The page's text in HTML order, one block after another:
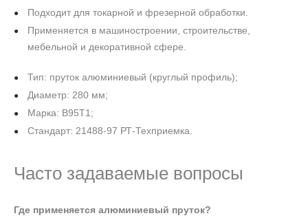
Подходит для токарной и фрезерной обработки.
Применяется в машиностроении, строительстве,
мебельной и декоративной сфере.
Тип: пруток алюминиевый (круглый профиль);
Диаметр: 280 мм;
Марка: В95Т1;
Стандарт: 21488-97 РТ-Техприемка.
Часто задаваемые вопросы
Где применяется алюминиевый пруток?